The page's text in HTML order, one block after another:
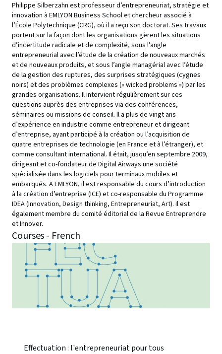
Philippe Silberzahn est professeur d’entrepreneuriat, stratégie et
innovation à EMLYON Business School et chercheur associé à
l’École Polytechnique (CRG), où il a reçu son doctorat. Ses travaux
portent sur la façon dont les organisations gèrent les situations
d’incertitude radicale et de complexité, sous l’angle
entrepreneurial avec l’étude de la création de nouveaux marchés
et de nouveaux produits, et sous l’angle managérial avec l’étude
de la gestion des ruptures, des surprises stratégiques (cygnes
noirs) et des problèmes complexes (« wicked problems ») par les
grandes organisations. Il intervient régulièrement sur ces
questions auprès des entreprises via des conférences,
séminaires ou missions de conseil. Il a plus de vingt ans
d’expérience en industrie comme entrepreneur et dirigeant
d’entreprise, ayant participé à la création ou l’acquisition de
quatre entreprises de technologie (en France et à l’étranger), et
comme consultant international. Il était, jusqu’en septembre 2009,
dirigeant et co-fondateur de Digital Airways une société
spécialisée dans les logiciels pour terminaux mobiles et
embarqués. A EMLYON, il est responsable du cours d’introduction
à la création d’entreprise (ICE) et co-responsable du Programme
IDEA (Innovation, Design thinking, Entrepreneuriat, Art). Il est
également membre du comité éditorial de la Revue Entreprendre
et Innover.
Courses - French
Effectuation : l'entrepreneuriat pour tous